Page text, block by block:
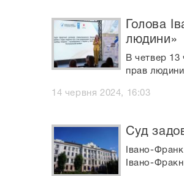
Голова
людини»
В четвер 13
прав
14 червня 2024, 16:03
Суд
Івано-
Івано-